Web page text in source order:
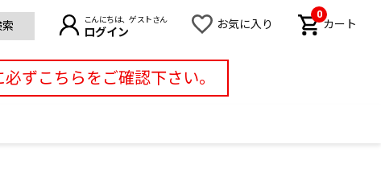
こんにちは、ゲストさん
ログイン
お気に入り カート
0
ずこちらをご確認下さい。